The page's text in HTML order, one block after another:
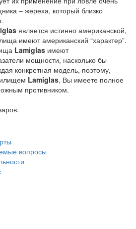
– жереха, который близко
является истинно американской,
имеют американский “характер”.
Lamiglas имеют
мощности, насколько бы
конкретная модель, поэтому,
Lamiglas, Вы имеете полное
противником.
вопросы